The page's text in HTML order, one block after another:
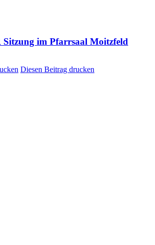
Sitzung im Pfarrsaal Moitzfeld
Diesen Beitrag drucken